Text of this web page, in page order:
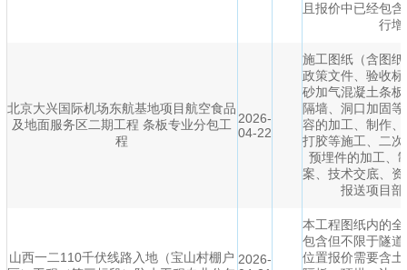
且报价中已经包
行增
北京大兴国际机场东航基地项目航空食品
及地面服务区二期工程 条板专业分包工
程
2026-
04-22
施工图纸（含图
政策文件、验收
砂加气混凝土条
隔墙、洞口加固
容的加工、制作
打胶等施工、二
预埋件的加工、
案、技术交底、
报送项目
山西一二110千伏线路入地（宝山村棚户 2026-
本工程图纸内的
包含但不限于隧
位置报价需要含